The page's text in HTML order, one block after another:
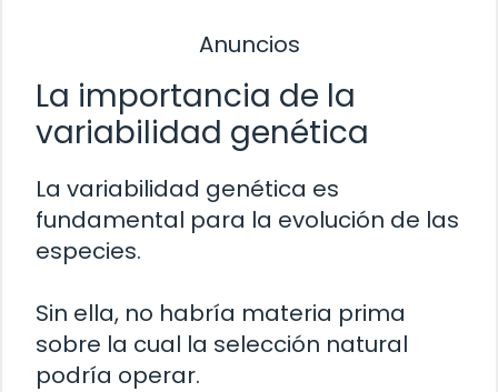
Anuncios
La importancia de la
variabilidad genética
La variabilidad genética es
fundamental para la evolución de las
especies.
Sin ella, no habría materia prima
sobre la cual la selección natural
podría operar.